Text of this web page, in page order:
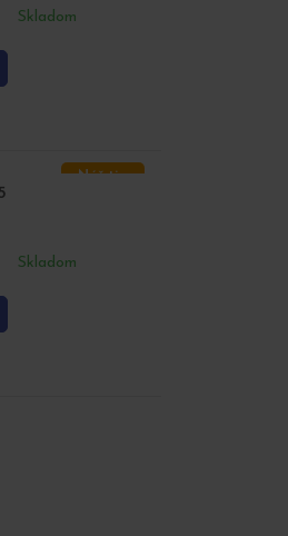
Skladom
Náš tip
Skladom